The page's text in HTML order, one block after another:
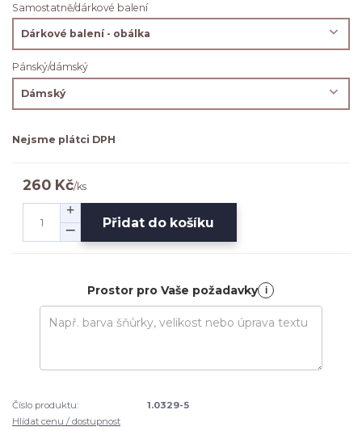
Samostatně/dárkové balení
Pánský/dámský
Nejsme plátci DPH
260 Kč/ks
Přidat do košíku
Prostor pro Vaše požadavky i
Číslo produktu:
1.0329-5
Hlídat cenu / dostupnost